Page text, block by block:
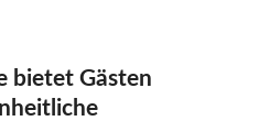
bietet Gästen